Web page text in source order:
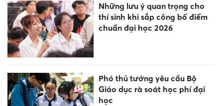
Những lưu ý quan trọng cho
thí sinh khi sắp công bố điểm
chuẩn đại học 2026
Phó thủ tướng yêu cầu Bộ
Giáo dục rà soát học phí đại
học